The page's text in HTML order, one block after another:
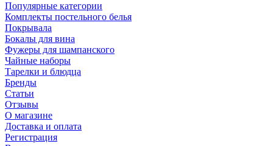
Популярные категории
Комплекты постельного белья
Покрывала
Бокалы для вина
Фужеры для шампанского
Чайные наборы
Тарелки и блюдца
Бренды
Статьи
Отзывы
О магазине
Доставка и оплата
Регистрация